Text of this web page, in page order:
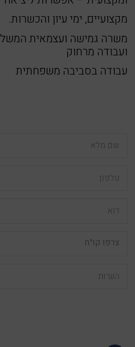
מקצועיים, ימי עיון והכשרות.
משרה גמישה ועצמאית
ועבודה מרחוק
עבודה בסביבה משפחתית
מלא
צרפו קו"ח